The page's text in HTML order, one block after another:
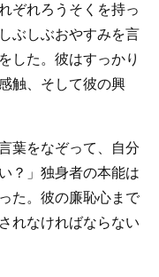
ぞれろうそくを持っ
ぶしぶおやすみを言
した。彼はすっかり
触、そして彼の興
葉をなぞって、自分
？」独身者の本能は
た。彼の廉恥心まで
れなければならない